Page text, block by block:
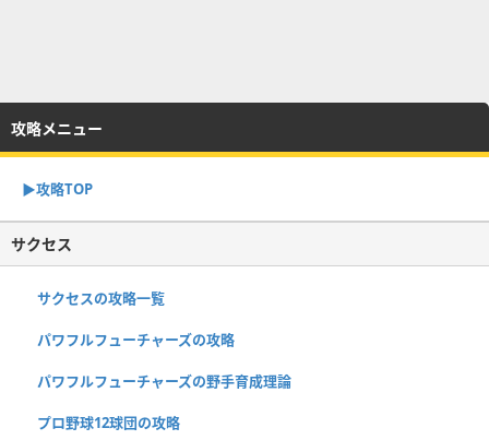
攻略メニュー
▶︎攻略TOP
サクセス
サクセスの攻略一覧
パワフルフューチャーズの攻略
パワフルフューチャーズの野手育成理論
プロ野球12球団の攻略